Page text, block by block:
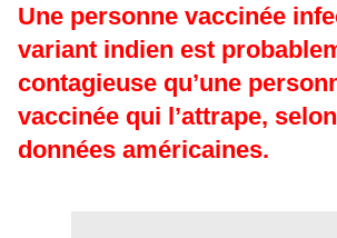
Une personne vaccinée
variant indien est
contagieuse qu’une
vaccinée qui l’attrape,
données américaines.